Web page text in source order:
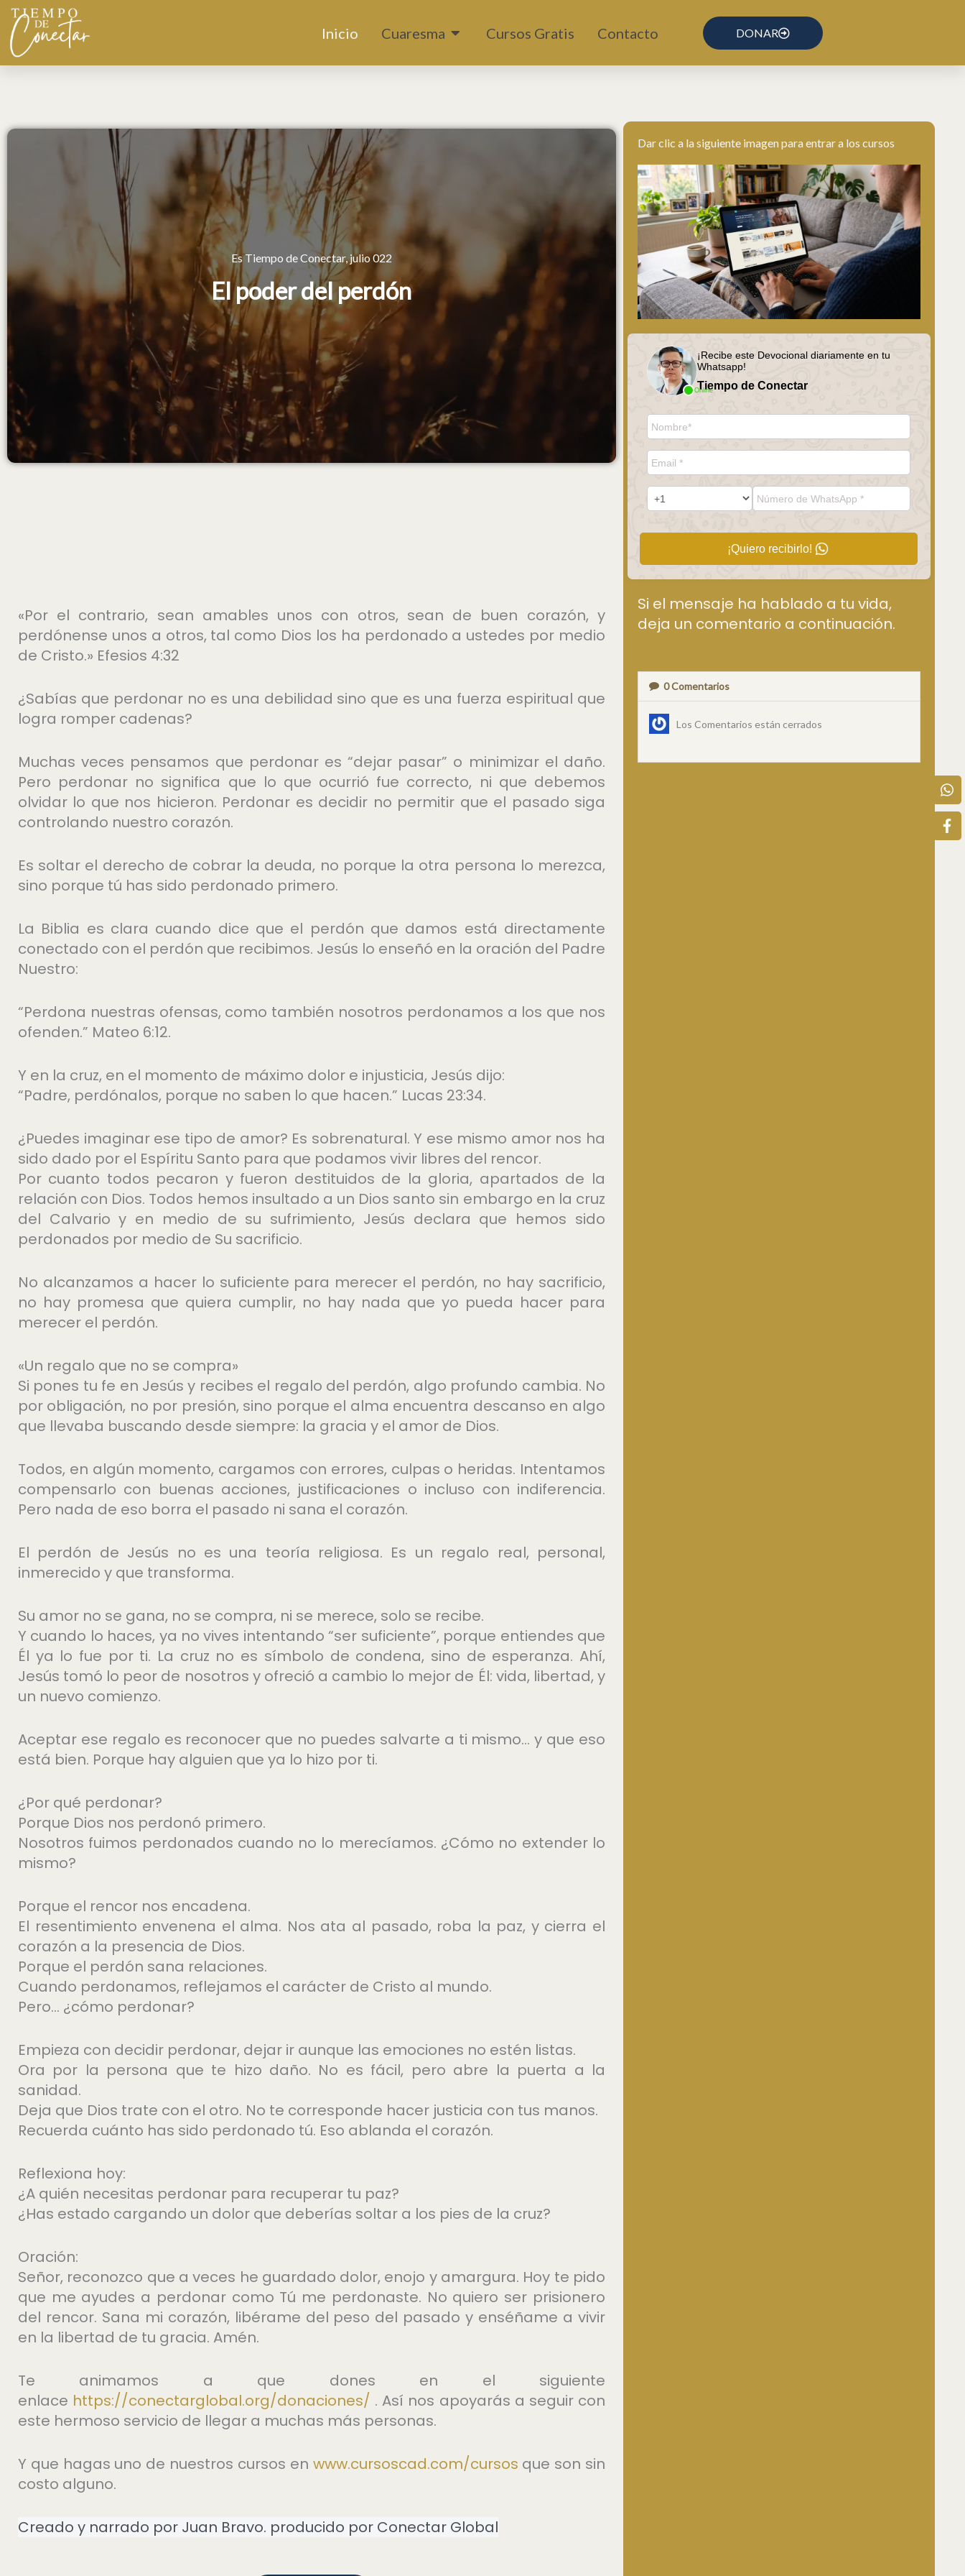
contenido
Inicio Cuaresma Abrir CuaresmaCursos Gratis Contacto DONAR
Devocional 022 julio
Es Tiempo de Conectar, julio 022
El poder del perdón
«Por el contrario, sean amables unos con otros, sean de buen corazón, y
perdónense unos a otros, tal como Dios los ha perdonado a ustedes por medio
de Cristo.» Efesios 4:32
¿Sabías que perdonar no es una debilidad sino que es una fuerza espiritual que
logra romper cadenas?
Muchas veces pensamos que perdonar es “dejar pasar” o minimizar el daño.
Pero perdonar no significa que lo que ocurrió fue correcto, ni que debemos
olvidar lo que nos hicieron. Perdonar es decidir no permitir que el pasado siga
controlando nuestro corazón.
Es soltar el derecho de cobrar la deuda, no porque la otra persona lo merezca,
sino porque tú has sido perdonado primero.
La Biblia es clara cuando dice que el perdón que damos está directamente
conectado con el perdón que recibimos. Jesús lo enseñó en la oración del Padre
Nuestro:
“Perdona nuestras ofensas, como también nosotros perdonamos a los que nos
ofenden.” Mateo 6:12.
Y en la cruz, en el momento de máximo dolor e injusticia, Jesús dijo:
“Padre, perdónalos, porque no saben lo que hacen.” Lucas 23:34.
¿Puedes imaginar ese tipo de amor? Es sobrenatural. Y ese mismo amor nos ha
sido dado por el Espíritu Santo para que podamos vivir libres del rencor.
Por cuanto todos pecaron y fueron destituidos de la gloria, apartados de la
relación con Dios. Todos hemos insultado a un Dios santo sin embargo en la cruz
del Calvario y en medio de su sufrimiento, Jesús declara que hemos sido
perdonados por medio de Su sacrificio.
No alcanzamos a hacer lo suficiente para merecer el perdón, no hay sacrificio,
no hay promesa que quiera cumplir, no hay nada que yo pueda hacer para
merecer el perdón.
«Un regalo que no se compra»
Si pones tu fe en Jesús y recibes el regalo del perdón, algo profundo cambia. No
por obligación, no por presión, sino porque el alma encuentra descanso en algo
que llevaba buscando desde siempre: la gracia y el amor de Dios.
Todos, en algún momento, cargamos con errores, culpas o heridas. Intentamos
compensarlo con buenas acciones, justificaciones o incluso con indiferencia.
Pero nada de eso borra el pasado ni sana el corazón.
El perdón de Jesús no es una teoría religiosa. Es un regalo real, personal,
inmerecido y que transforma.
Su amor no se gana, no se compra, ni se merece, solo se recibe.
Y cuando lo haces, ya no vives intentando “ser suficiente”, porque entiendes que
Él ya lo fue por ti. La cruz no es símbolo de condena, sino de esperanza. Ahí,
Jesús tomó lo peor de nosotros y ofreció a cambio lo mejor de Él: vida, libertad, y
un nuevo comienzo.
Aceptar ese regalo es reconocer que no puedes salvarte a ti mismo… y que eso
está bien. Porque hay alguien que ya lo hizo por ti.
¿Por qué perdonar?
Porque Dios nos perdonó primero.
Nosotros fuimos perdonados cuando no lo merecíamos. ¿Cómo no extender lo
mismo?
Porque el rencor nos encadena.
El resentimiento envenena el alma. Nos ata al pasado, roba la paz, y cierra el
corazón a la presencia de Dios.
Porque el perdón sana relaciones.
Cuando perdonamos, reflejamos el carácter de Cristo al mundo.
Pero… ¿cómo perdonar?
Empieza con decidir perdonar, dejar ir aunque las emociones no estén listas.
Ora por la persona que te hizo daño. No es fácil, pero abre la puerta a la
sanidad.
Deja que Dios trate con el otro. No te corresponde hacer justicia con tus manos.
Recuerda cuánto has sido perdonado tú. Eso ablanda el corazón.
Reflexiona hoy:
¿A quién necesitas perdonar para recuperar tu paz?
¿Has estado cargando un dolor que deberías soltar a los pies de la cruz?
Oración:
Señor, reconozco que a veces he guardado dolor, enojo y amargura. Hoy te pido
que me ayudes a perdonar como Tú me perdonaste. No quiero ser prisionero
del rencor. Sana mi corazón, libérame del peso del pasado y enséñame a vivir
en la libertad de tu gracia. Amén.
Te animamos a que dones en el siguiente
enlace https://conectarglobal.org/donaciones/ . Así nos apoyarás a seguir con
este hermoso servicio de llegar a muchas más personas.
Y que hagas uno de nuestros cursos en ⁠www.cursoscad.com/cursos⁠ que son sin
costo alguno.
Creado y narrado por Juan Bravo. producido por Conectar Global
Dar clic a la siguiente imagen para entrar a los cursos
Online
¡Recibe este Devocional diariamente en tu
Whatsapp!
Tiempo de Conectar
¡Quiero recibirlo!
Si el mensaje ha hablado a tu vida,
deja un comentario a continuación.
0Comentarios
Los Comentarios están cerrados